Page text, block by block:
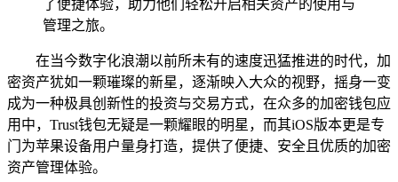
了便捷体验，助力他们轻松开启相关资产的使用与
管理之旅。
在当今数字化浪潮以前所未有的速度迅猛推进的时代，加
密资产犹如一颗璀璨的新星，逐渐映入大众的视野，摇身一变
成为一种极具创新性的投资与交易方式，在众多的加密钱包应
用中，Trust钱包无疑是一颗耀眼的明星，而其iOS版本更是专
门为苹果设备用户量身打造，提供了便捷、安全且优质的加密
资产管理体验。